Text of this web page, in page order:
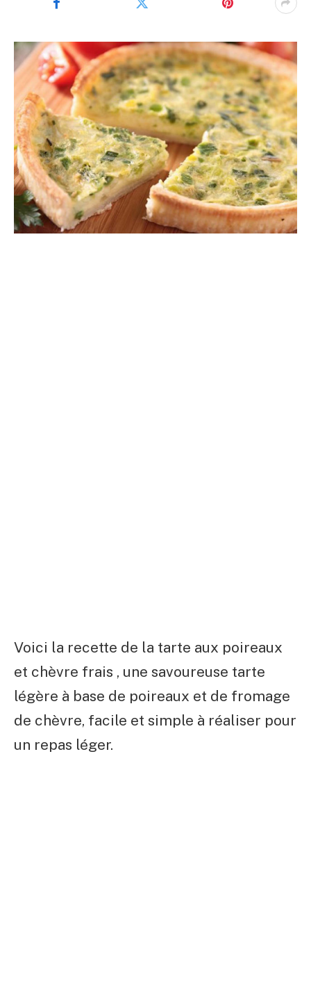
Voici la recette de la tarte aux poireaux
et chèvre frais , une savoureuse tarte
légère à base de poireaux et de fromage
de chèvre, facile et simple à réaliser pour
un repas léger.